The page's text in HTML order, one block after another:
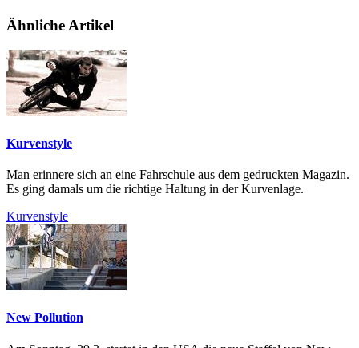
Ähnliche Artikel
Kurvenstyle
Man erinnere sich an eine Fahrschule aus dem gedruckten Magazin.
Es ging damals um die richtige Haltung in der Kurvenlage.
Kurvenstyle
New Pollution